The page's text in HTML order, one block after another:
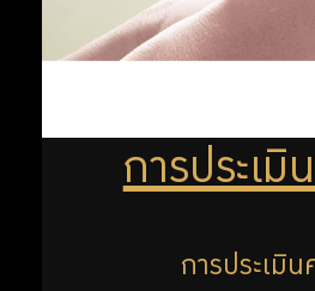
ผิด
การ
การ
ทุจริต
การ
การประเ
การประเมิ